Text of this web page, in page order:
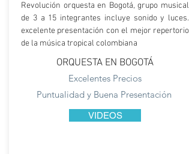
Revolución orquesta en Bogotá, grupo musical
de 3 a 15 integrantes incluye sonido y luces.
excelente presentación con el mejor repertorio
de la música tropical colombiana
ORQUESTA EN BOGOTÁ
Excelentes Precios
Puntualidad y Buena Presentación
VIDEOS